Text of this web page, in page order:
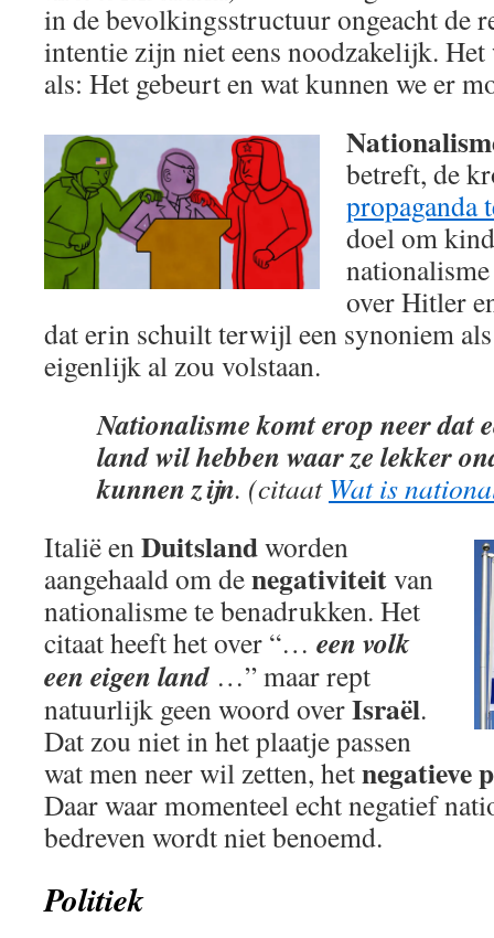
in de bevolkingsstructuur ongeacht de
intentie zijn niet eens noodzakelijk.
als: Het gebeurt en wat kunnen we er
betreft, de
propaganda
doel om
over Hitler
dat erin schuilt terwijl een synoniem
eigenlijk al zou volstaan.
Nationalisme komt erop neer dat
land wil hebben waar ze lekker
kunnen zijn. (citaat Wat is
Italië en Duitslandworden
aangehaald om denegativiteitvan
nationalisme te benadrukken. Het
citaat heeft het over “… een volk
een eigen land …” maar rept
natuurlijk geen woord overIsraël.
Dat zou niet in het plaatje passen
wat men neer wil zetten, hetnegatieve
Daar waar momenteel echt negatief
bedreven wordt niet benoemd.
Politiek